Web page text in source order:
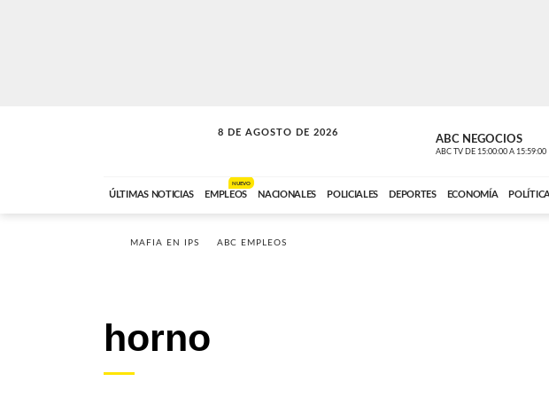
8 DE AGOSTO DE 2026
SOLO MÚSICA ABC NEGOCIOS
ABC TV DE 15:00:00 A 15:59:00
ÚLTIMAS NOTICIAS EMPLEOS
NUEVO
NACIONALES POLICIALES DEPORTES ECONOMÍA
MAFIA EN IPS ABC EMPLEOS
horno